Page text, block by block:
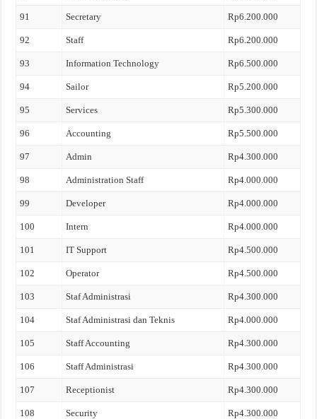
91 Secretary Rp6.200.000
92 Staff Rp6.200.000
93 Information Technology Rp6.500.000
94 Sailor Rp5.200.000
95 Services Rp5.300.000
96 Accounting Rp5.500.000
97 Admin Rp4.300.000
98 Administration Staff Rp4.000.000
99 Developer Rp4.000.000
100 Intern Rp4.000.000
101 IT Support Rp4.500.000
102 Operator Rp4.500.000
103 Staf Administrasi Rp4.300.000
104 Staf Administrasi dan Teknis Rp4.000.000
105 Staff Accounting Rp4.300.000
106 Staff Administrasi Rp4.300.000
107 Receptionist Rp4.300.000
108 Security Rp4.300.000